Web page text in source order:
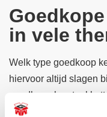
in vele
Welk type goedkoop
hiervoor altijd slagen
goedkope
aantrekkelijke